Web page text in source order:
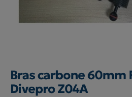
Bras carbone 60mm
Divepro Z04A